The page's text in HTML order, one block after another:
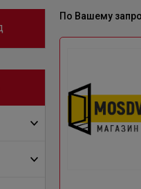
По Вашему